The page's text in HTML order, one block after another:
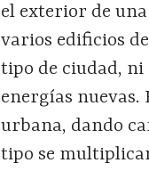
el exterior de
varios edificios
tipo de ciudad,
energías
urbana, dando
tipo se